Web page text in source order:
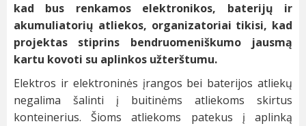
kad bus renkamos elektronikos, baterijų ir
akumuliatorių atliekos, organizatoriai tikisi, kad
projektas stiprins bendruomeniškumo jausmą
kartu kovoti su aplinkos užterštumu.
Elektros ir elektroninės įrangos bei baterijos atliekų
negalima šalinti į buitinėms atliekoms skirtus
konteinerius. Šioms atliekoms patekus į aplinką